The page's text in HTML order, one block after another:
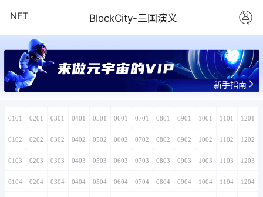
NFT BlockCity-三国演义
来做元宇宙的VIP
新手指南
0101 0201 0301 0401 0501 0601 0701 0801 0901 1001 1101 1201
0102 0202 0302 0402 0502 0602 0702 0802 0902 1002 1102 1202
0103 0203 0303 0403 0503 0603 0703 0803 0903 1003 1103 1203
0104 0204 0304 0404 0504 0604 0704 0804 0904 1004 1104 1204